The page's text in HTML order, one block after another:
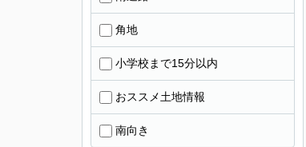
角地
小学校まで15分以内
おススメ土地情報
南向き